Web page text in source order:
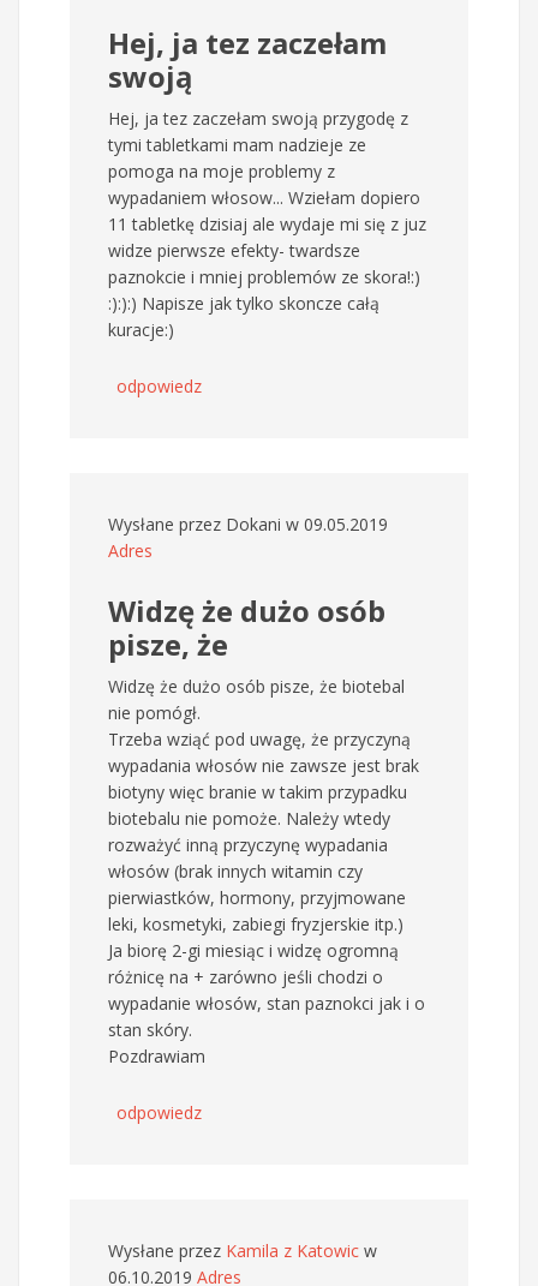
Hej, ja tez zaczełam
swoją
Hej, ja tez zaczełam swoją przygodę z
tymi tabletkami mam nadzieje ze
pomoga na moje problemy z
wypadaniem włosow... Wziełam dopiero
11 tabletkę dzisiaj ale wydaje mi się z juz
widze pierwsze efekty- twardsze
paznokcie i mniej problemów ze skora!:)
:):):) Napisze jak tylko skoncze całą
kuracje:)
odpowiedz
Wysłane przez Dokani w 09.05.2019
Adres
Widzę że dużo osób
pisze, że
Widzę że dużo osób pisze, że biotebal
nie pomógł.
Trzeba wziąć pod uwagę, że przyczyną
wypadania włosów nie zawsze jest brak
biotyny więc branie w takim przypadku
biotebalu nie pomoże. Należy wtedy
rozważyć inną przyczynę wypadania
włosów (brak innych witamin czy
pierwiastków, hormony, przyjmowane
leki, kosmetyki, zabiegi fryzjerskie itp.)
Ja biorę 2-gi miesiąc i widzę ogromną
różnicę na + zarówno jeśli chodzi o
wypadanie włosów, stan paznokci jak i o
stan skóry.
Pozdrawiam
odpowiedz
Wysłane przez Kamila z Katowic w
06.10.2019 Adres